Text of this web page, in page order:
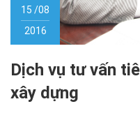
15 /08
2016
Dịch vụ tư vấn
xây dựng